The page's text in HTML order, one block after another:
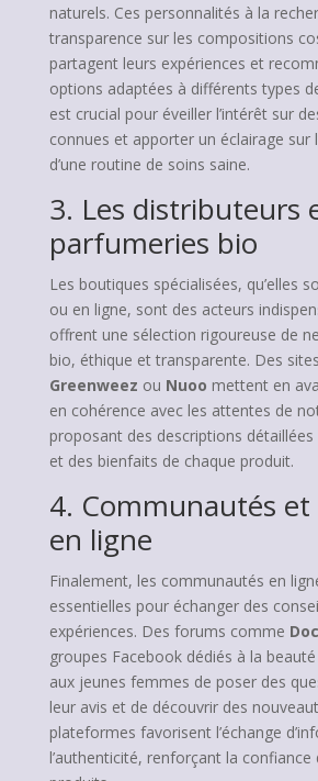
naturels. Ces personnalités à la
transparence sur les compositions
partagent leurs expériences et
options adaptées à différents types
est crucial pour éveiller l’intérêt sur
connues et apporter un éclairage sur
d’une routine de soins saine.
3. Les distributeurs
parfumeries bio
Les boutiques spécialisées, qu’elles
ou en ligne, sont des acteurs
offrent une sélection rigoureuse de
bio, éthique et transparente. Des
Greenweez ou Nuoo mettent en
en cohérence avec les attentes de
proposant des descriptions détaillées
et des bienfaits de chaque produit.
4. Communautés
en ligne
Finalement, les communautés en
essentielles pour échanger des
expériences. Des forums comme
groupes Facebook dédiés à la
aux jeunes femmes de poser des
leur avis et de découvrir des
plateformes favorisent l’échange
l’authenticité, renforçant la confiance